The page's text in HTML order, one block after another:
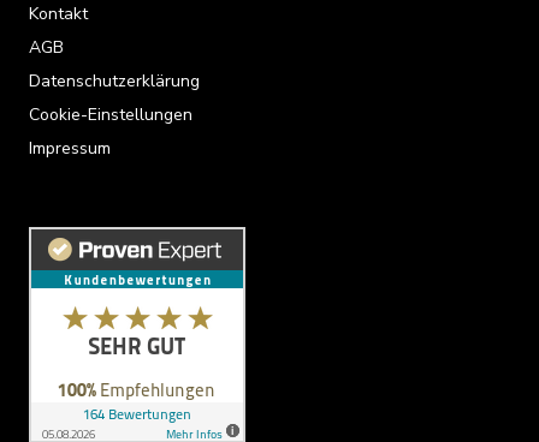
Kontakt
AGB
Datenschutzerklärung
Cookie-Einstellungen
Impressum